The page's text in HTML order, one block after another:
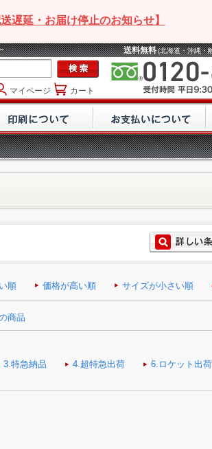
遅延・お届け停止のお知らせ】
送料無料 (北海道・沖縄・
マイページ カート
順 価格が高い順 サイズが小さい順